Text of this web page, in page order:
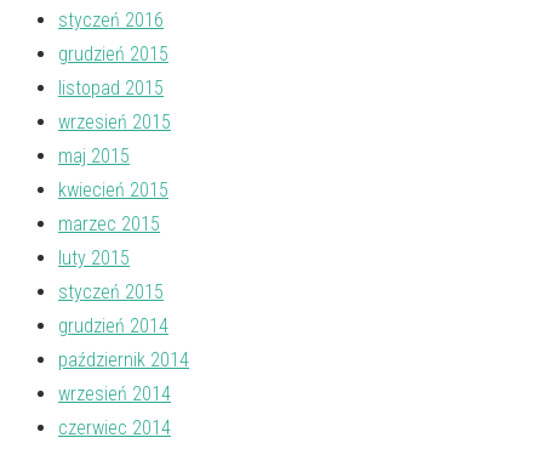
styczeń 2016
grudzień 2015
listopad 2015
wrzesień 2015
maj 2015
kwiecień 2015
marzec 2015
luty 2015
styczeń 2015
grudzień 2014
październik 2014
wrzesień 2014
czerwiec 2014